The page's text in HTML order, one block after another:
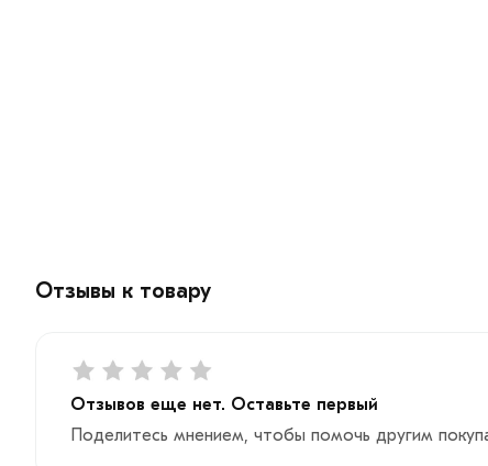
Отзывы к товару
Отзывов еще нет. Оставьте первый
Поделитесь мнением, чтобы помочь другим